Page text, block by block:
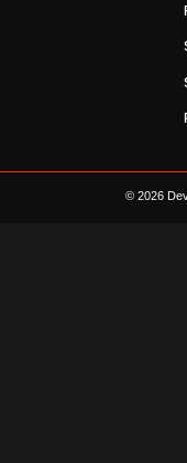
© 2026